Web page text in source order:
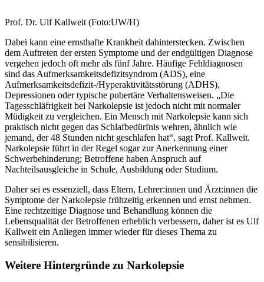
Prof. Dr. Ulf Kallweit (Foto:UW/H)
Dabei kann eine ernsthafte Krankheit dahinterstecken. Zwischen
dem Auftreten der ersten Symptome und der endgültigen Diagnose
vergehen jedoch oft mehr als fünf Jahre. Häufige Fehldiagnosen
sind das Aufmerksamkeitsdefizitsyndrom (ADS), eine
Aufmerksamkeitsdefizit-/Hyperaktivitätsstörung (ADHS),
Depressionen oder typische pubertäre Verhaltensweisen. „Die
Tagesschläfrigkeit bei Narkolepsie ist jedoch nicht mit normaler
Müdigkeit zu vergleichen. Ein Mensch mit Narkolepsie kann sich
praktisch nicht gegen das Schlafbedürfnis wehren, ähnlich wie
jemand, der 48 Stunden nicht geschlafen hat“, sagt Prof. Kallweit.
Narkolepsie führt in der Regel sogar zur Anerkennung einer
Schwerbehinderung; Betroffene haben Anspruch auf
Nachteilsausgleiche in Schule, Ausbildung oder Studium.
Daher sei es essenziell, dass Eltern, Lehrer:innen und Ärzt:innen die
Symptome der Narkolepsie frühzeitig erkennen und ernst nehmen.
Eine rechtzeitige Diagnose und Behandlung können die
Lebensqualität der Betroffenen erheblich verbessern, daher ist es Ulf
Kallweit ein Anliegen immer wieder für dieses Thema zu
sensibilisieren.
Weitere Hintergründe zu Narkolepsie